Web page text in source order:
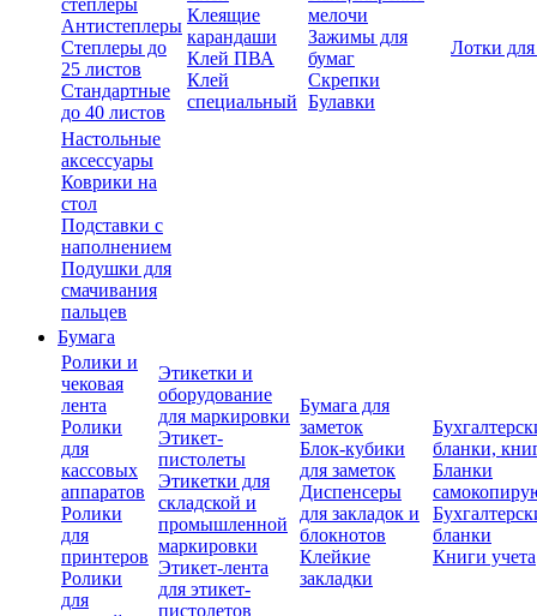
степлеры
Антистеплеры
Степлеры до
25 листов
Стандартные
до 40 листов
Клеящие
карандаши
Клей ПВА
Клей
специальный
мелочи
Зажимы для
бумаг
Скрепки
Булавки
Лотки
Настольные
аксессуары
Коврики на
стол
Подставки с
наполнением
Подушки для
смачивания
пальцев
Бумага
Ролики и
чековая
лента
Ролики
для
кассовых
аппаратов
Ролики
для
принтеров
Ролики
для
Этикетки и
оборудование
для маркировки
Этикет-
пистолеты
Этикетки для
складской и
промышленной
маркировки
Этикет-лента
для этикет-
пистолетов
Бумага для
заметок
Блок-кубики
для заметок
Диспенсеры
для закладок и
блокнотов
Клейкие
закладки
бланки,
Бланки
бланки
Книги учета